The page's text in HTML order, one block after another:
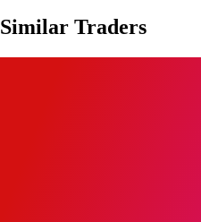
Similar Traders